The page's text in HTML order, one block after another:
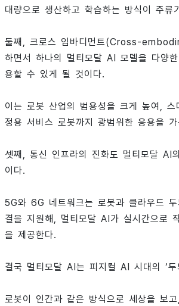
대량으로 생산하고 학습하는 방식이 주류
둘째, 크로스 임바디먼트(Cross-
하면서 하나의 멀티모달 AI 모델을 다양
용할 수 있게 될 것이다.
이는 로봇 산업의 범용성을 크게 높여, 스
정용 서비스 로봇까지 광범위한 응용을
셋째, 통신 인프라의 진화도 멀티모달 AI
이다.
5G와 6G 네트워크는 로봇과 클라우드
결을 지원해, 멀티모달 AI가 실시간으로
을 제공한다.
결국 멀티모달 AI는 피지컬 AI 시대의 ‘두
로봇이 인간과 같은 방식으로 세상을 보